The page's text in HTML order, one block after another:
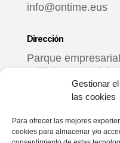
Gestionar
las cookies
Para ofrecer las mejores
cookies para almacenar y/o
info@ontime.eus
Dirección
Parque
Edificio Donosti,
20018 Donostia –
Horario
De lunes a viernes